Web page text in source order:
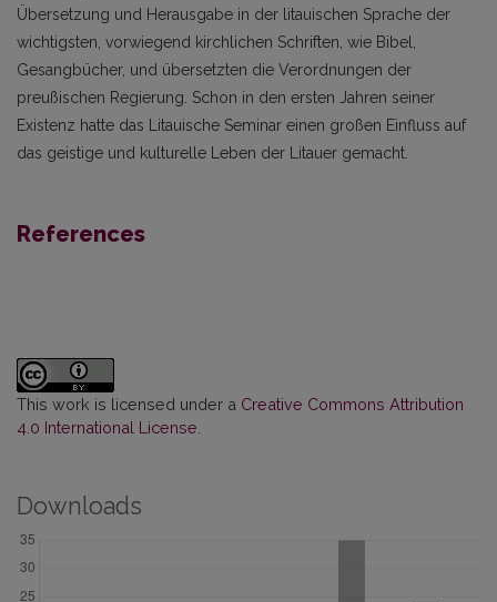
Übersetzung und Herausgabe in der litauischen Sprache der
wichtigsten, vorwiegend kirchlichen Schriften, wie Bibel,
Gesangbücher, und übersetzten die Verordnungen der
preußischen Regierung. Schon in den ersten Jahren seiner
Existenz hatte das Litauische Seminar einen großen Einfluss auf
das geistige und kulturelle Leben der Litauer gemacht.
References
This work is licensed under a Creative Commons Attribution
4.0 International License
Downloads